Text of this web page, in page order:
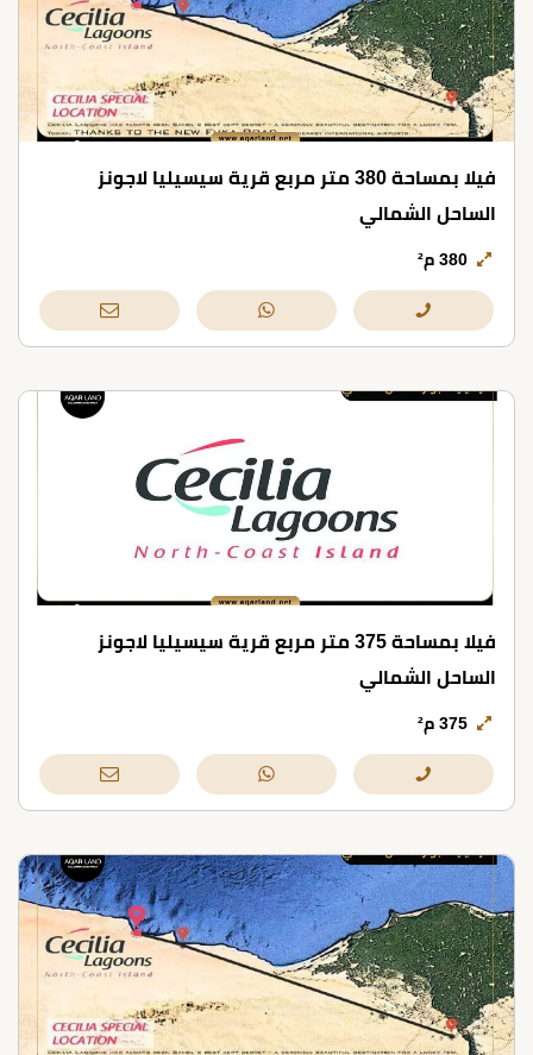
فيلا بمساحة 380 متر مربع قرية سيسيليا لاجونز
الساحل الشمالي
380 م²
فيلا بمساحة 375 متر مربع قرية سيسيليا لاجونز
الساحل الشمالي
375 م²